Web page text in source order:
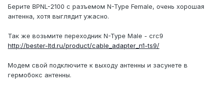
Берите BPNL-2100 с разъемом N-Type Female, очень хорошая
антенна, хотя выглядит ужасно.
Так же возьмите переходник N-Type Male - crc9
http://bester-ltd.ru/product/cable_adapter_n1-ts9/
Модем свой подключите к выходу антенны и засунете в
гермобокс антенны.